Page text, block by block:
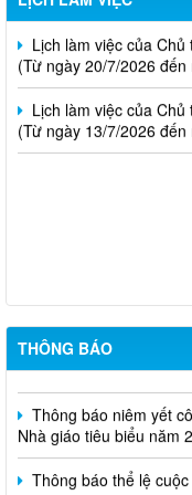
Lịch làm việc của Chủ
(Từ ngày 20/7/2026
Lịch làm việc của Chủ
(Từ ngày 13/7/2026
THÔNG BÁO
dụng viên chức Trung
năm 2026
Thông báo niêm yết
Nhà giáo tiêu biểu năm
Thông báo thể lệ